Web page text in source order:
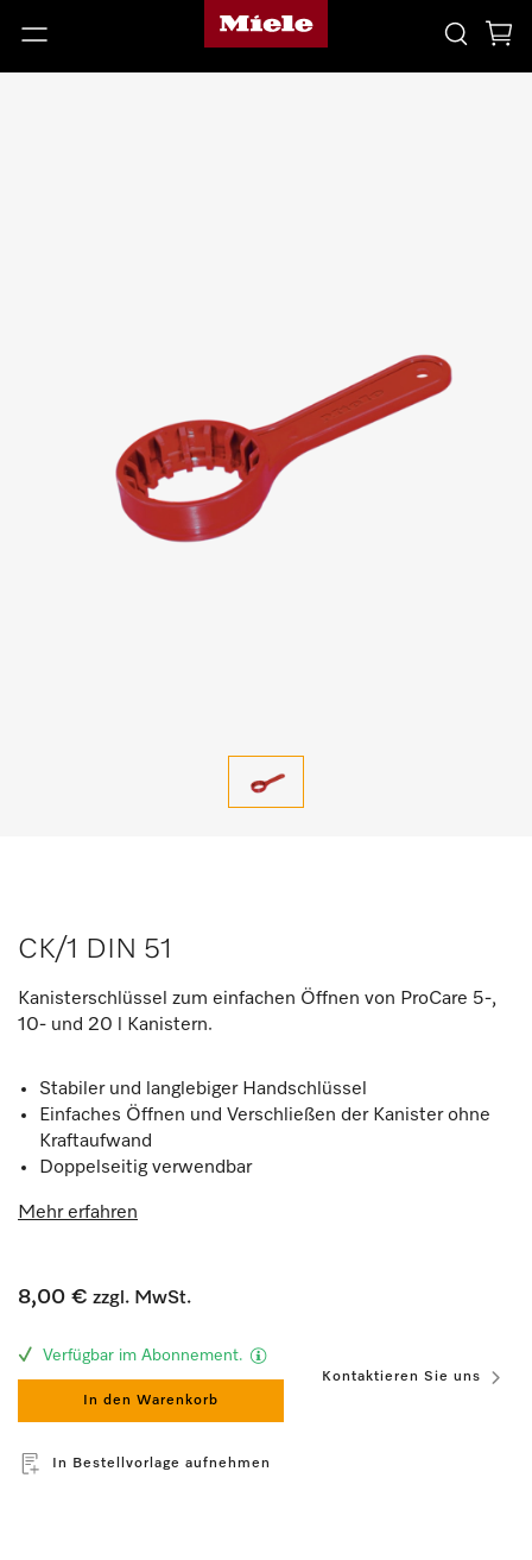
CK/1 DIN 51
Kanisterschlüssel zum einfachen Öffnen von ProCare 5-,
10- und 20 l Kanistern.
Stabiler und langlebiger Handschlüssel
Einfaches Öffnen und Verschließen der Kanister ohne
Kraftaufwand
Doppelseitig verwendbar
Mehr erfahren
8,00 € zzgl. MwSt.
Verfügbar im Abonnement.
In den Warenkorb
Kontaktieren Sie uns
In Bestellvorlage aufnehmen